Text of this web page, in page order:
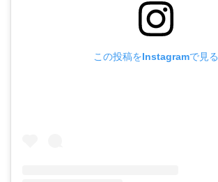
この投稿をInstagramで見る